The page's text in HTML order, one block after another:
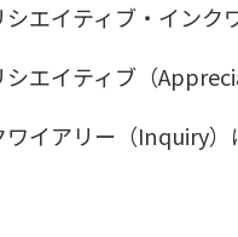
シエイティブ・インク
シエイティブ（
ワイアリー（Inquiry）